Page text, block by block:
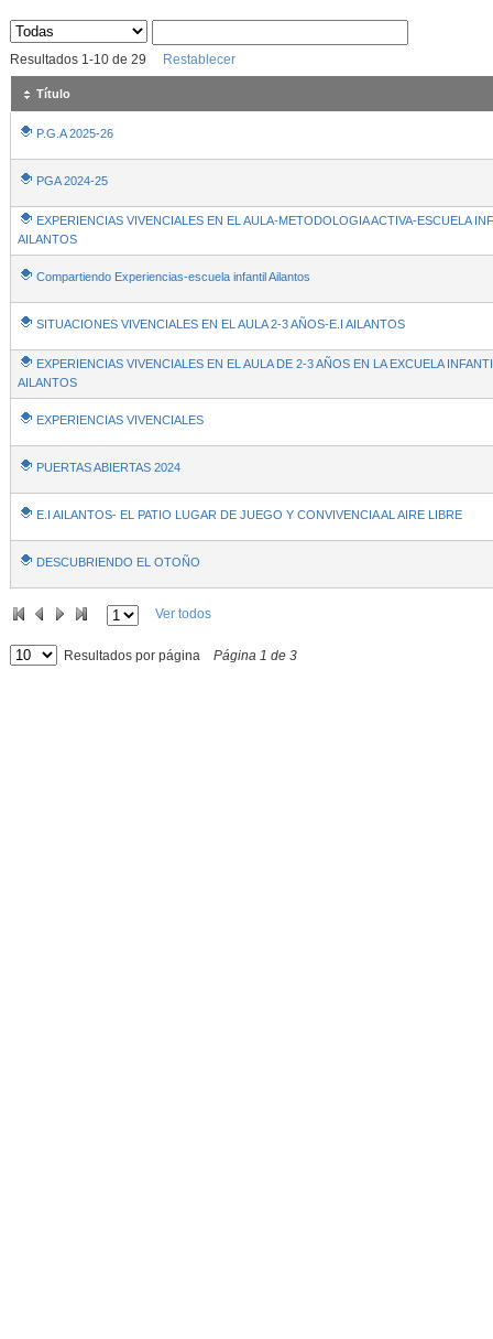
Sus archivos
Resultados 1 -10de 29 Restablecer
Título
P.G.A 2025-26
PGA 2024-25
EXPERIENCIAS VIVENCIALES EN EL AULA-METODOLOGIA ACTIVA-ESCUELA
AILANTOS
Compartiendo Experiencias-escuela infantil Ailantos
SITUACIONES VIVENCIALES EN EL AULA 2-3 AÑOS-E.I AILANTOS
EXPERIENCIAS VIVENCIALES EN EL AULA DE 2-3 AÑOS EN LA EXCUELA
AILANTOS
EXPERIENCIAS VIVENCIALES
PUERTAS ABIERTAS 2024
E.I AILANTOS- EL PATIO LUGAR DE JUEGO Y CONVIVENCIA AL AIRE LIBRE
DESCUBRIENDO EL OTOÑO
Ver todos
Resultados por página Página 1 de 3